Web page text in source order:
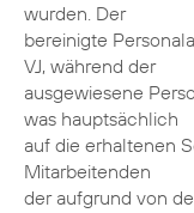
wurden. Der
bereinigte
VJ, während der
ausgewiesene
was hauptsächlich
auf die erhaltenen
Mitarbeitenden
der aufgrund von